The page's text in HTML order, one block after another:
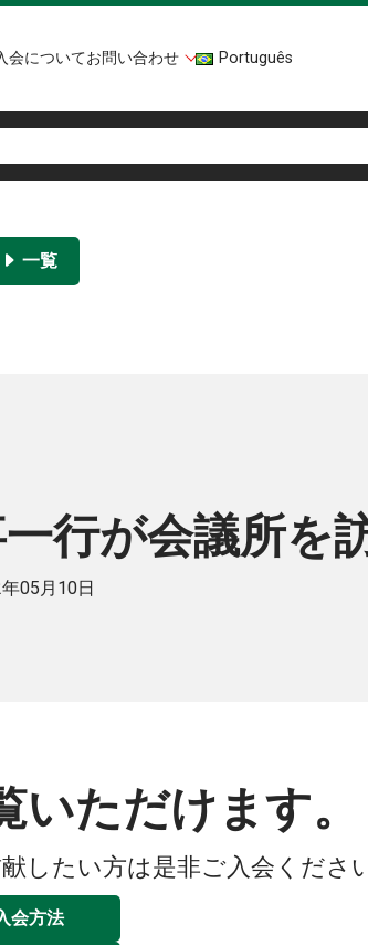
会についてお問い合わせ Português
一覧
行が会議所を
05月10日
ただけます。
したい方は是非ご入会くださ
会方法